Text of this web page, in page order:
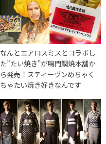
なんとエアロスミスとコラボし
た”たい焼き”が鳴門鯛焼本舗か
ら発売！スティーヴンめちゃく
ちゃたい焼き好きなんです